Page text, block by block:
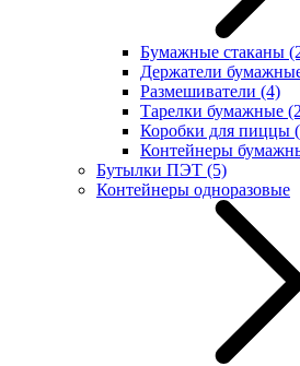
Бумажные стаканы
Держатели
Размешиватели (4)
Тарелки бумажные
Коробки для пиццы
Контейнеры
Бутылки ПЭТ (5)
Контейнеры одноразовые